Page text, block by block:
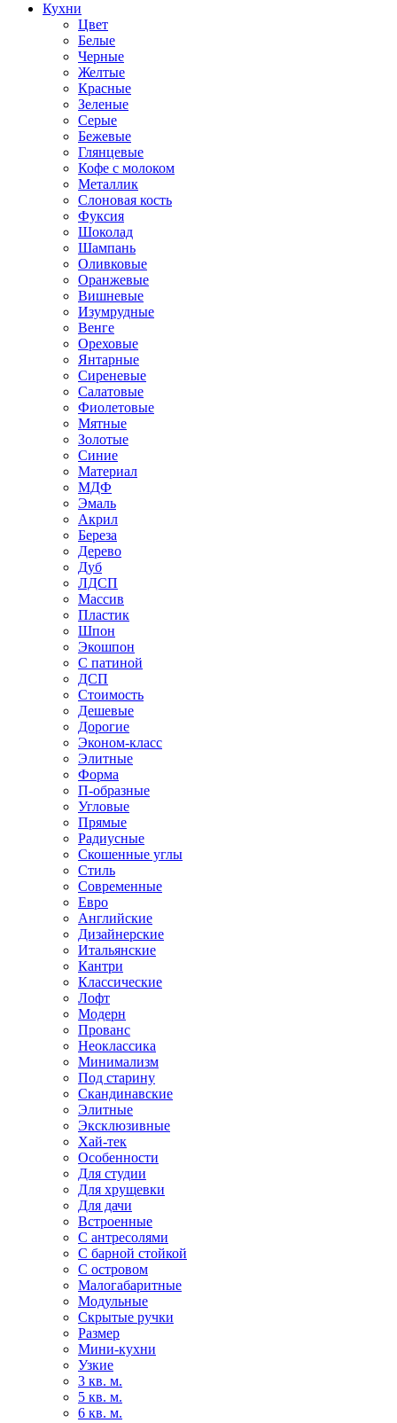
Кухни
Цвет
Белые
Черные
Желтые
Красные
Зеленые
Серые
Бежевые
Глянцевые
Кофе с молоком
Металлик
Слоновая кость
Фуксия
Шоколад
Шампань
Оливковые
Оранжевые
Вишневые
Изумрудные
Венге
Ореховые
Янтарные
Сиреневые
Салатовые
Фиолетовые
Мятные
Золотые
Синие
Материал
МДФ
Эмаль
Акрил
Береза
Дерево
Дуб
ЛДСП
Массив
Пластик
Шпон
Экошпон
С патиной
ДСП
Стоимость
Дешевые
Дорогие
Эконом-класс
Элитные
Форма
П-образные
Угловые
Прямые
Радиусные
Скошенные углы
Стиль
Современные
Евро
Английские
Дизайнерские
Итальянские
Кантри
Классические
Лофт
Модерн
Прованс
Неоклассика
Минимализм
Под старину
Скандинавские
Элитные
Эксклюзивные
Хай-тек
Особенности
Для студии
Для хрущевки
Для дачи
Встроенные
С антресолями
С барной стойкой
С островом
Малогабаритные
Модульные
Скрытые ручки
Размер
Мини-кухни
Узкие
3 кв. м.
5 кв. м.
6 кв. м.